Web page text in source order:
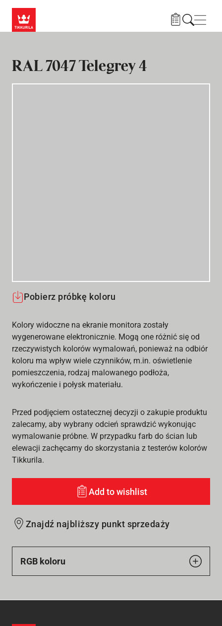
RAL 7047 Telegrey 4
Pobierz próbkę koloru
Kolory widoczne na ekranie monitora zostały
wygenerowane elektronicznie. Mogą one różnić się od
rzeczywistych kolorów wymalowań, ponieważ na odbiór
koloru ma wpływ wiele czynników, m.in. oświetlenie
pomieszczenia, rodzaj malowanego podłoża,
wykończenie i połysk materiału.
Przed podjęciem ostatecznej decyzji o zakupie produktu
zalecamy, aby wybrany odcień sprawdzić wykonując
wymalowanie próbne. W przypadku farb do ścian lub
elewacji zachęcamy do skorzystania z testerów kolorów
Tikkurila.
Add to wishlist
Znajdź najbliższy punkt sprzedaży
RGB koloru